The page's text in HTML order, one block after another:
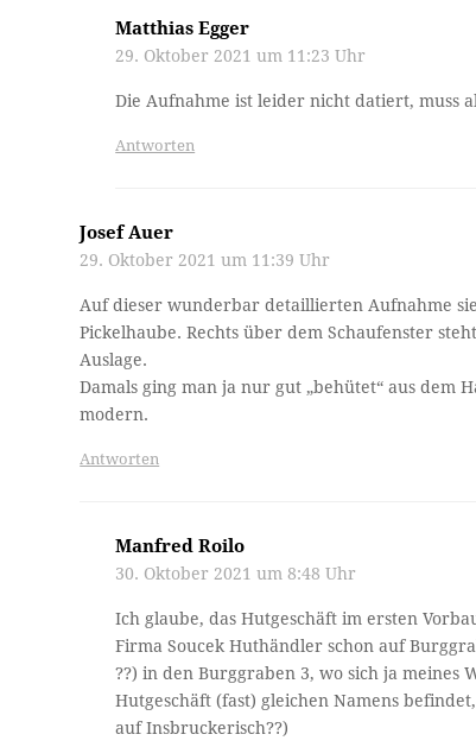
Matthias Egger
29. Oktober 2021 um 11:23 Uhr
Die Aufnahme ist leider nicht datiert, muss
Antworten
Josef Auer
29. Oktober 2021 um 11:39 Uhr
Auf dieser wunderbar detaillierten Aufnahme
Pickelhaube. Rechts über dem Schaufenster
Auslage.
Damals ging man ja nur gut „behütet“ aus dem
modern.
Antworten
Manfred Roilo
30. Oktober 2021 um 8:48 Uhr
Ich glaube, das Hutgeschäft im ersten
Firma Soucek Huthändler schon auf
??) in den Burggraben 3, wo sich ja meines
Hutgeschäft (fast) gleichen Namens
auf Insbruckerisch??)